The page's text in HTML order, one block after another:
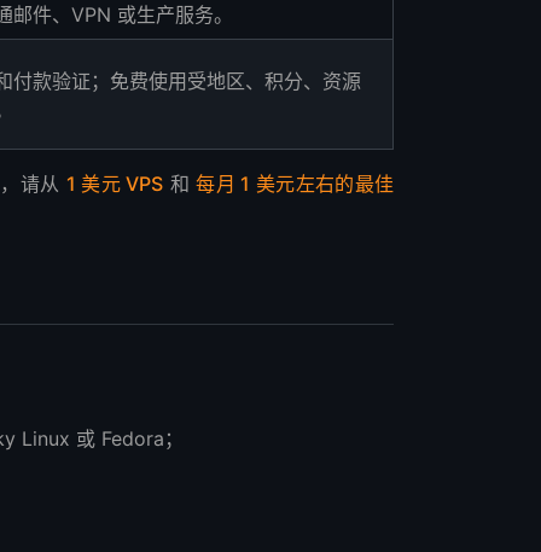
邮件、VPN 或生产服务。
付款验证；免费使用受地区、积分、资源
请从 1 美元 VPS 和每月 1 美元左右的最佳
Linux 或 Fedora；